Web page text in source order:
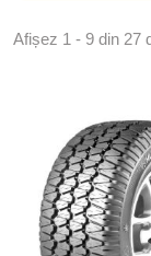
Afișez 1 - 9 din 27